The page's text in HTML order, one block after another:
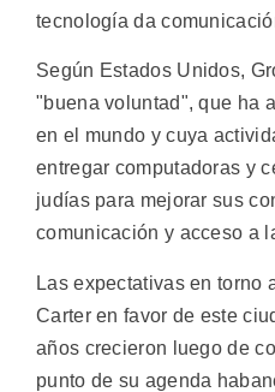
tecnología da
Según Estados Unidos,
"buena voluntad", que ha
en el mundo y cuya
entregar computadoras y
judías para mejorar sus
comunicación y acceso a
Las expectativas en torno
Carter en favor de este
años crecieron luego de
punto de su agenda